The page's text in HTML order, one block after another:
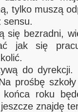
tylko muszą
sensu.
się bezradni,
jak się
do dyrekcji.
prośbę
roku
znajdę